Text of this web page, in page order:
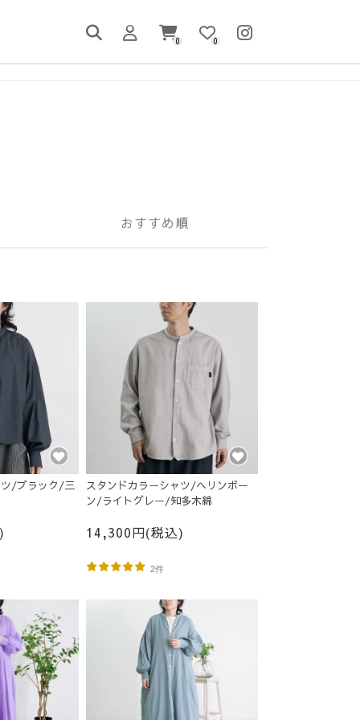
0 0
おすすめ順
ツ/ブラック/三
スタンドカラーシャツ/ヘリンボー
ン/ライトグレー/知多木綿
14,300円(税込)
2件